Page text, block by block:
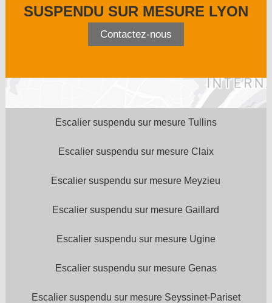
SUSPENDU SUR MESURE LYON
Contactez-nous
Escalier suspendu sur mesure Tullins
Escalier suspendu sur mesure Claix
Escalier suspendu sur mesure Meyzieu
Escalier suspendu sur mesure Gaillard
Escalier suspendu sur mesure Ugine
Escalier suspendu sur mesure Genas
Escalier suspendu sur mesure Seyssinet-Pariset